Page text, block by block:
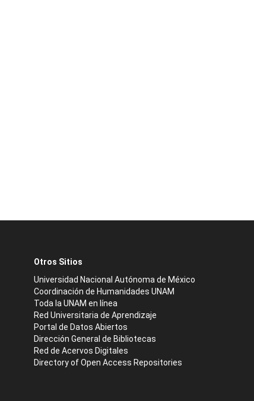
Otros Sitios
Universidad Nacional Autónoma de México
Coordinación de Humanidades UNAM
Toda la UNAM en línea
Red Universitaria de Aprendizaje
Portal de Datos Abiertos
Dirección General de Bibliotecas
Red de Acervos Digitales
Directory of Open Access Repositories